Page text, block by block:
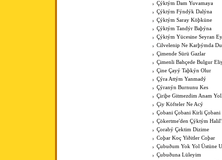
Çýktým Dam Yuvamaya
Çýktým Fýndýk Dalýna
Çýktým Saray Köþküne
Çýktým Tandýr Baþýna
Çýktým Yücesine Seyran
Cilvelenip Ne Karþýmda
Çimende Sürü Gazlar
Çimenli Bahçede Bulgur
Çine Çayý Taþkýn Olur
Çýra Attým Yanmadý
Çýranýn Burnunu Kes
Çiriþe Gitmezdim Anam
Çiy Köfteler Ne Acý
Çobani Çobani Kirli Çobani
Çökertme'den Çýktým
Çorabý Çektim Dizime
Coþar Koç Yiðitler Coþar
Çubuðum Yok Yol Üstüne
Çubuðuna Lüleyim